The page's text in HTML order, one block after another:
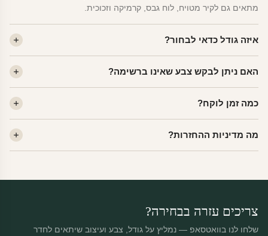
מתאים גם לקיר מטויח, לוח גבס, קרמיקה וזכוכית.
איזה גודל כדאי לבחור?
שינה של מבוגרים — L. לפינה קטנה — S.
האם ניתן לבקש צבע שאינו ברשימה?
הצבעים זמינים ללא תוספת מחיר.
כמה זמן לוקח?
14:00 — יצאו באותו יום.
מה מדיניות ההחזרות?
צריכים עזרה בבחירה?
שלחו לנו בוואטסאפ — נמליץ על גודל, צבע ועיצוב שיתאים לחדר